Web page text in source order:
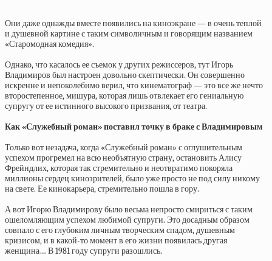
Они даже однажды вместе появились на киноэкране — в очень теплой
и душевной картине с таким символичным и говорящим названием
«Старомодная комедия».
Однако, что касалось ее съемок у других режиссеров, тут Игорь
Владимиров был настроен довольно скептически. Он совершенно
искренне и непоколебимо верил, что кинематограф — это все же нечто
второстепенное, мишура, которая лишь отвлекает его гениальную
супругу от ее истинного высокого призвания, от театра.
Как «Служебный роман» поставил точку в браке с Владимировым
Только вот незадача, когда «Служебный роман» с оглушительным
успехом прогремел на всю необъятную страну, остановить Алису
Фрейндлих, которая так стремительно и неотвратимо покоряла
миллионы сердец кинозрителей, было уже просто не под силу никому
на свете. Ее кинокарьера, стремительно пошла в гору.
А вот Игорю Владимирову было весьма непросто смириться с таким
ошеломляющим успехом любимой супруги. Это досадным образом
совпало с его глубоким личным творческим спадом, душевным
кризисом, и в какой-то момент в его жизни появилась другая
женщина… В 1981 году супруги разошлись.